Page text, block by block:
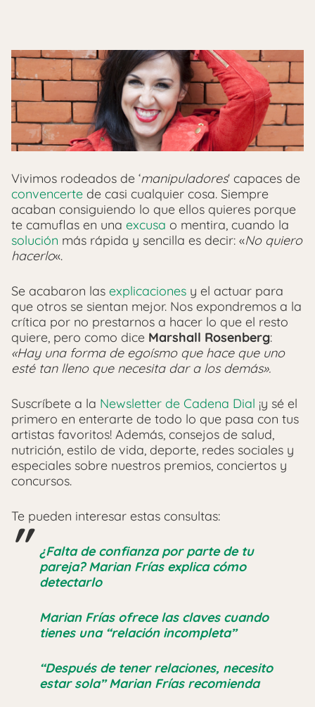
Vivimos rodeados de ‘manipuladores‘ capaces de
convencerte de casi cualquier cosa. Siempre
acaban consiguiendo lo que ellos quieres porque
te camuflas en una excusa o mentira, cuando la
solución más rápida y sencilla es decir: «No quiero
hacerlo«.
Se acabaron las explicaciones y el actuar para
que otros se sientan mejor. Nos expondremos a la
crítica por no prestarnos a hacer lo que el resto
quiere, pero como dice Marshall Rosenberg:
«Hay una forma de egoísmo que hace que uno
esté tan lleno que necesita dar a los demás».
Suscríbete a la Newsletter de Cadena Dial ¡y sé el
primero en enterarte de todo lo que pasa con tus
artistas favoritos! Además, consejos de salud,
nutrición, estilo de vida, deporte, redes sociales y
especiales sobre nuestros premios, conciertos y
concursos.
Te pueden interesar estas consultas:
¿Falta de confianza por parte de tu
pareja? Marian Frías explica cómo
detectarlo
Marian Frías ofrece las claves cuando
tienes una “relación incompleta”
“Después de tener relaciones, necesito
estar sola” Marian Frías recomienda